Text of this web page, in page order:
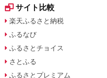
サイト比較
楽天ふるさと納税
ふるなび
ふるさとチョイス
さとふる
ふるさとプレミアム